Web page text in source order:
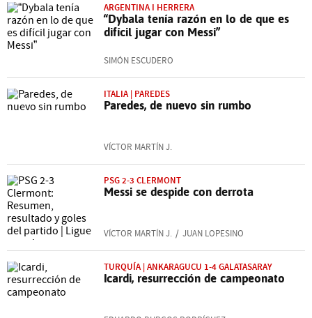
ARGENTINA I HERRERA
“Dybala tenía razón en lo de que es
difícil jugar con Messi”
SIMÓN ESCUDERO
ITALIA | PAREDES
Paredes, de nuevo sin rumbo
VÍCTOR MARTÍN J.
PSG 2-3 CLERMONT
Messi se despide con derrota
VÍCTOR MARTÍN J. JUAN LOPESINO
TURQUÍA | ANKARAGUCU 1-4 GALATASARAY
Icardi, resurrección de campeonato